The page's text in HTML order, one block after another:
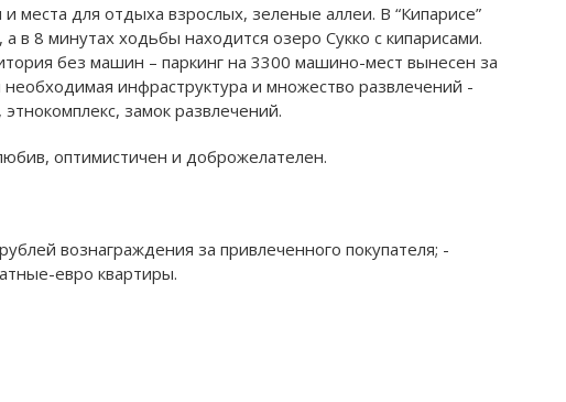
места для отдыха взрослых, зеленые аллеи. В “Кипарисе”
в 8 минутах ходьбы находится озеро Сукко с кипарисами.
без машин – паркинг на 3300 машино-мест вынесен за
инфраструктура и множество развлечений -
замок развлечений.
оптимистичен и доброжелателен.
вознаграждения за привлеченного покупателя; -
евро квартиры.